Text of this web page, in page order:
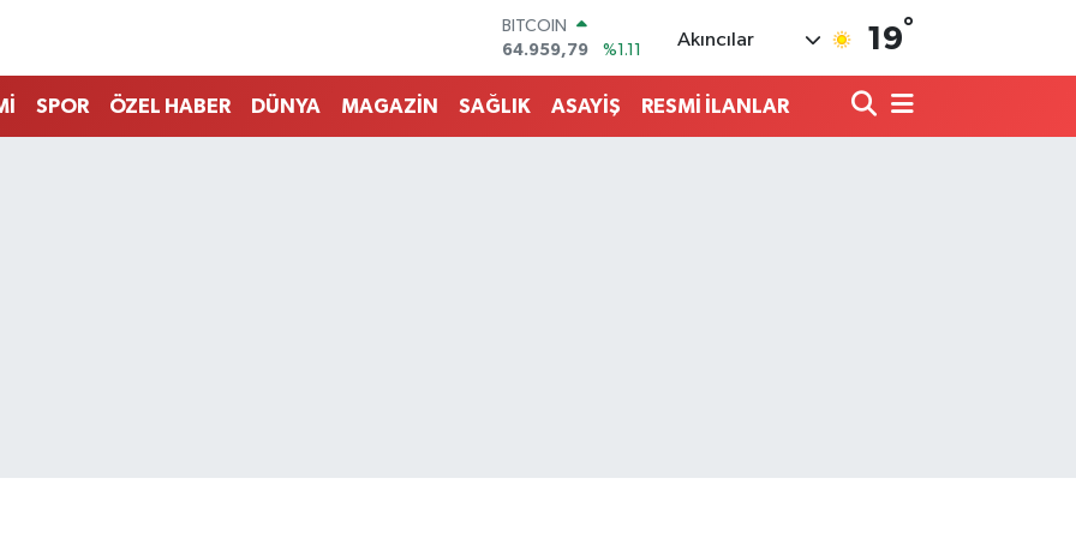
DOLAR
47,7436
%0.18
EURO
55,2510
%0.32
Akıncılar 19°
SPOR ÖZEL HABER DÜNYA MAGAZİN SAĞLIK ASAYİŞ RESMİ İLANLAR